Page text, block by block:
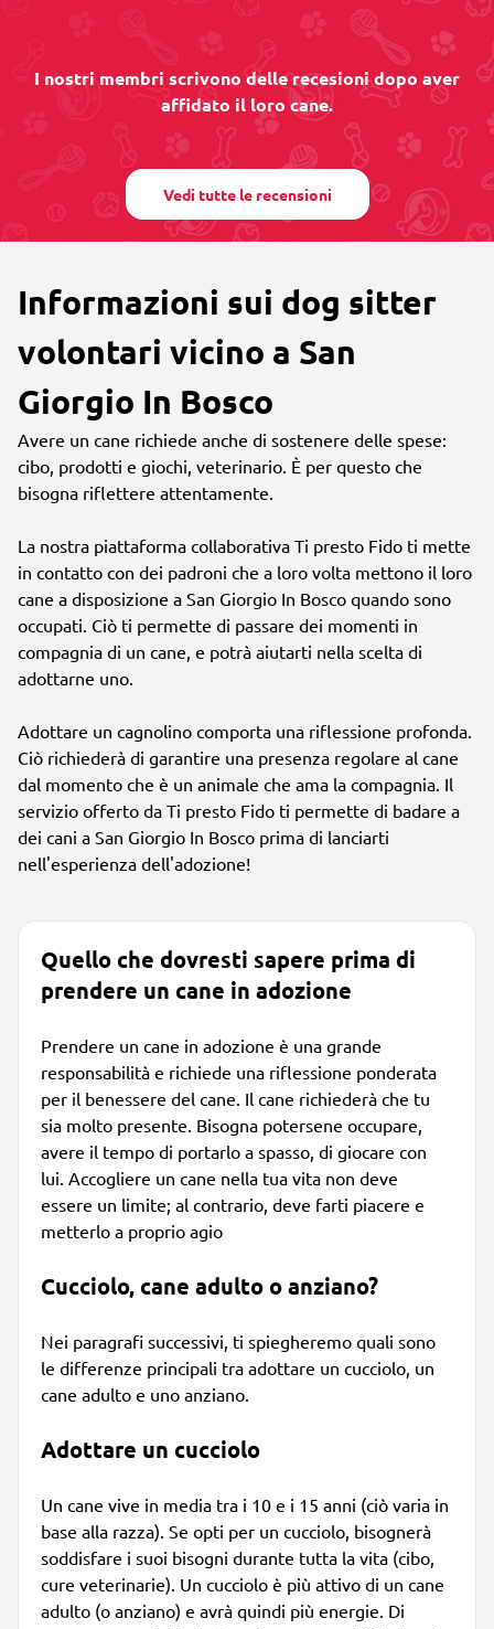
I nostri membri scrivono delle recesioni dopo aver
affidato il loro cane.
Vedi tutte le recensioni
Informazioni sui dog sitter
volontari vicino a San
Giorgio In Bosco
Avere un cane richiede anche di sostenere delle spese:
cibo, prodotti e giochi, veterinario. È per questo che
bisogna riflettere attentamente.
La nostra piattaforma collaborativa Ti presto Fido ti mette
in contatto con dei padroni che a loro volta mettono il loro
cane a disposizione a San Giorgio In Bosco quando sono
occupati. Ciò ti permette di passare dei momenti in
compagnia di un cane, e potrà aiutarti nella scelta di
adottarne uno.
Adottare un cagnolino comporta una riflessione profonda.
Ciò richiederà di garantire una presenza regolare al cane
dal momento che è un animale che ama la compagnia. Il
servizio offerto da Ti presto Fido ti permette di badare a
dei cani a San Giorgio In Bosco prima di lanciarti
nell'esperienza dell'adozione!
Quello che dovresti sapere prima di
prendere un cane in adozione
Prendere un cane in adozione è una grande
responsabilità e richiede una riflessione ponderata
per il benessere del cane. Il cane richiederà che tu
sia molto presente. Bisogna potersene occupare,
avere il tempo di portarlo a spasso, di giocare con
lui. Accogliere un cane nella tua vita non deve
essere un limite; al contrario, deve farti piacere e
metterlo a proprio agio
Cucciolo, cane adulto o anziano?
Nei paragrafi successivi, ti spiegheremo quali sono
le differenze principali tra adottare un cucciolo, un
cane adulto e uno anziano.
Adottare un cucciolo
Un cane vive in media tra i 10 e i 15 anni (ciò varia in
base alla razza). Se opti per un cucciolo, bisognerà
soddisfare i suoi bisogni durante tutta la vita (cibo,
cure veterinarie). Un cucciolo è più attivo di un cane
adulto (o anziano) e avrà quindi più energie. Di